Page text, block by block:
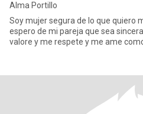
Alma Portillo
Soy mujer segura de lo que quiero
espero de mi pareja que sea
valore y me respete y me ame